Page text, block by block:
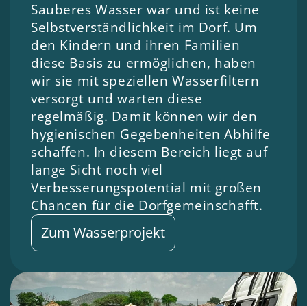
Sauberes Wasser war und ist keine
Selbstverständlichkeit im Dorf. Um
den Kindern und ihren Familien
diese Basis zu ermöglichen, haben
wir sie mit speziellen Wasserfiltern
versorgt und warten diese
regelmäßig. Damit können wir den
hygienischen Gegebenheiten Abhilfe
schaffen. In diesem Bereich liegt auf
lange Sicht noch viel
Verbesserungspotential mit großen
Chancen für die Dorfgemeinschafft.
Zum Wasserprojekt